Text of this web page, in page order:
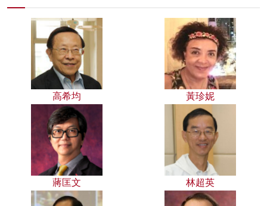
高希均 黃珍妮
蔣匡文 林超英